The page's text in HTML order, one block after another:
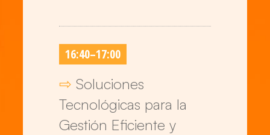
16:40–17:00
⇨ Soluciones
Tecnológicas para la
Gestión Eficiente y